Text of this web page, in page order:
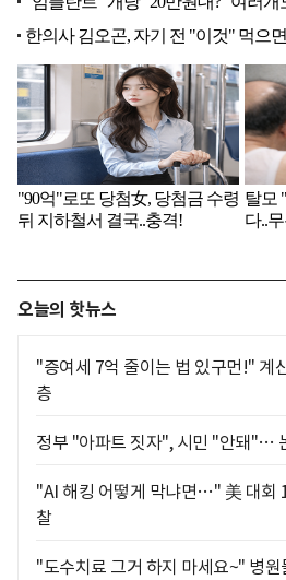
오늘의 핫뉴스
"증여세 7억 줄이는 법 있구먼!" 계
층
정부 "아파트 짓자", 시민 "안돼"…
"AI 해킹 어떻게 막냐면…" 美 대회
찰
"도수치료 그거 하지 마세요~" 병